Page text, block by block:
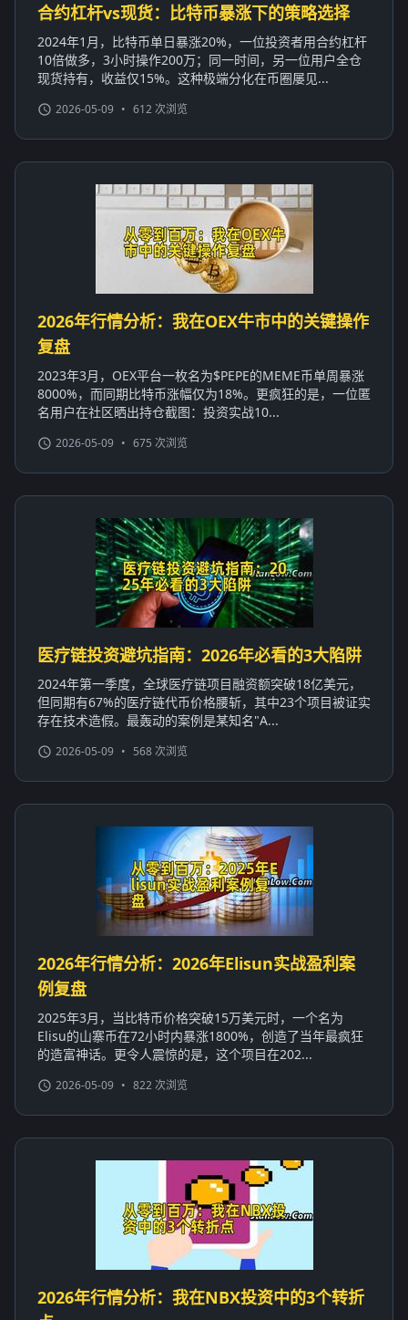
合约杠杆vs现货：比特币暴涨下的策略选择
2024年1月，比特币单日暴涨20%，一位投资者用合约杠杆
10倍做多，3小时操作200万；同一时间，另一位用户全仓
现货持有，收益仅15%。这种极端分化在币圈屡见...
2026-05-09 • 612 次浏览
2026年行情分析：我在OEX牛市中的关键操作
复盘
2023年3月，OEX平台一枚名为$PEPE的MEME币单周暴涨
8000%，而同期比特币涨幅仅为18%。更疯狂的是，一位匿
名用户在社区晒出持仓截图：投资实战10...
2026-05-09 • 675 次浏览
医疗链投资避坑指南：2026年必看的3大陷阱
2024年第一季度，全球医疗链项目融资额突破18亿美元，
但同期有67%的医疗链代币价格腰斩，其中23个项目被证实
存在技术造假。最轰动的案例是某知名"A...
2026-05-09 • 568 次浏览
2026年行情分析：2026年Elisun实战盈利案
例复盘
2025年3月，当比特币价格突破15万美元时，一个名为
Elisu的山寨币在72小时内暴涨1800%，创造了当年最疯狂
的造富神话。更令人震惊的是，这个项目在202...
2026-05-09 • 822 次浏览
2026年行情分析：我在NBX投资中的3个转折